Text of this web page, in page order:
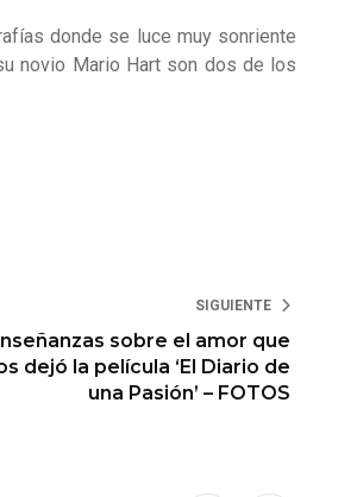
donde se luce muy sonriente
novio Mario Hart son dos de los
SIGUIENTE
sobre el amor que
dejó la película ‘El Diario de
una Pasión’ – FOTOS